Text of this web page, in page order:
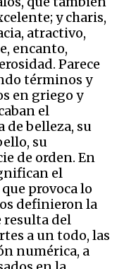
y charis,
atractivo,
encanto,
Parece
términos y
en griego y
el
de belleza, su
su
de orden. En
el
provoca lo
definieron la
resulta del
a un todo, las
numérica, a